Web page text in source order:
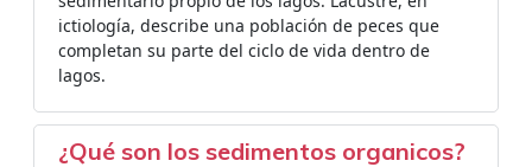
ictiología, describe una población de peces que
completan su parte del ciclo de vida dentro de
lagos.
¿Qué son los sedimentos organicos?